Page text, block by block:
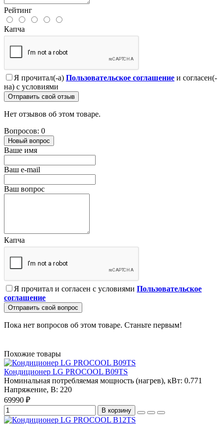
Рейтинг
Капча
Я прочитал(-а) Пользовательское соглашение и согласен(-
на) с условиями
Отправить свой отзыв
Нет отзывов об этом товаре.
Вопросов: 0
Новый вопрос
Ваше имя
Ваш e-mail
Ваш вопрос
Капча
Я прочитал и согласен с условиями Пользовательское
соглашение
Отправить свой вопрос
Пока нет вопросов об этом товаре. Станьте первым!
Похожие товары
Кондиционер LG PROCOOL B09TS
Номинальная потребляемая мощность (нагрев), кВт: 0.771
Напряжение, В: 220
69990 ₽
В корзину